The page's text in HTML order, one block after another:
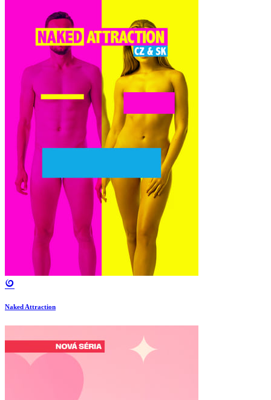
Naked Attraction